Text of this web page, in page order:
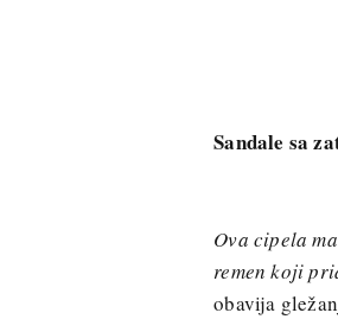
Sandale sa
Ova cipela
remen koji
obavija